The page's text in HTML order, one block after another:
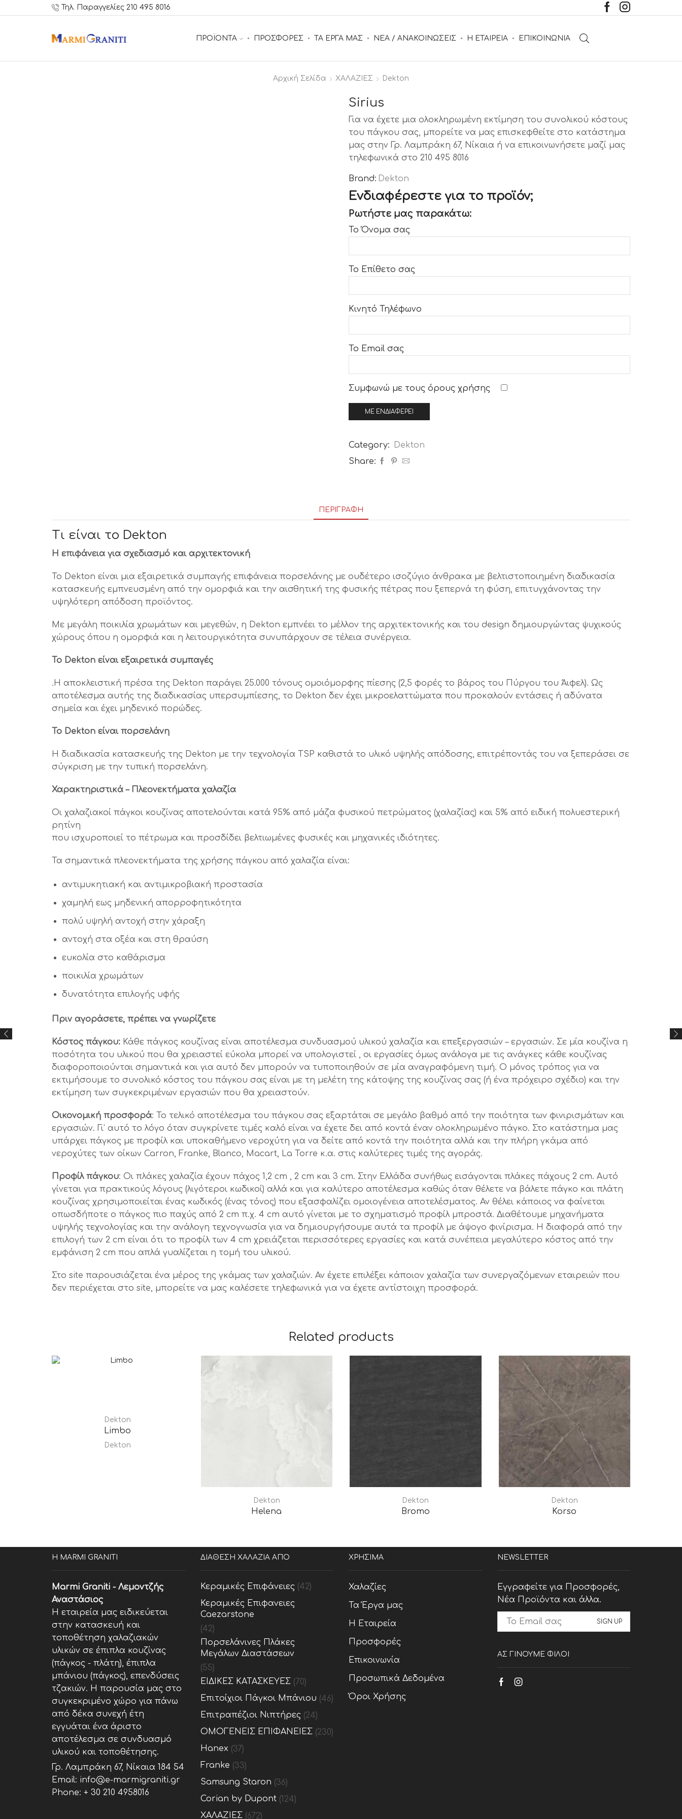
Τηλ. Παραγγελίες 210 495 8016
ΠΡΟΪΟΝΤΑ ΠΡΟΣΦΟΡΕΣ ΤΑ ΕΡΓΑ ΜΑΣ ΝΕΑ / ΑΝΑΚΟΙΝΩΣΕΙΣ Η ΕΤΑΙΡΕΙΑ ΕΠΙΚΟΙΝΩΝΙΑ
Αρχική Σελίδα ΧΑΛΑΖΙΕΣ Dekton
Sirius
Για να έχετε μια ολοκληρωμένη εκτίμηση του συνολικού κόστους
του πάγκου σας, μπορείτε να μας επισκεφθείτε στο κατάστημα
μας στην Γρ. Λαμπράκη 67, Νίκαια ή να επικοινωνήσετε μαζί μας
τηλεφωνικά στο 210 495 8016
Brand: Dekton
Ενδιαφέρεστε για το προϊόν;
Ρωτήστε μας παρακάτω:
Το Όνομα σας
Το Επίθετο σας
Κινητό Τηλέφωνο
Το Email σας
Συμφωνώ με τους όρους χρήσης
Category:
Dekton
Share:
ΠΕΡΙΓΡΑΦΉ
Τι είναι το Dekton
Η επιφάνεια για σχεδιασμό και αρχιτεκτονική
Το Dekton είναι μια εξαιρετικά συμπαγής επιφάνεια πορσελάνης με ουδέτερο ισοζύγιο άνθρακα με βελτιστοποιημένη διαδικασία
κατασκευής εμπνευσμένη από την ομορφιά και την αισθητική της φυσικής πέτρας που ξεπερνά τη φύση, επιτυγχάνοντας την
υψηλότερη απόδοση προϊόντος.
Με μεγάλη ποικιλία χρωμάτων και μεγεθών, η Dekton εμπνέει το μέλλον της αρχιτεκτονικής και του design δημιουργώντας ψυχικούς
χώρους όπου η ομορφιά και η λειτουργικότητα συνυπάρχουν σε τέλεια συνέργεια.
Το Dekton είναι εξαιρετικά συμπαγές
.Η αποκλειστική πρέσα της Dekton παράγει 25.000 τόνους ομοιόμορφης πίεσης (2,5 φορές το βάρος του Πύργου του Άιφελ). Ως
αποτέλεσμα αυτής της διαδικασίας υπερσυμπίεσης, το Dekton δεν έχει μικροελαττώματα που προκαλούν εντάσεις ή αδύνατα
σημεία και έχει μηδενικό πορώδες.
Το Dekton είναι πορσελάνη
Η διαδικασία κατασκευής της Dekton με την τεχνολογία TSP καθιστά το υλικό υψηλής απόδοσης, επιτρέποντάς του να ξεπεράσει σε
σύγκριση με την τυπική πορσελάνη.
Χαρακτηριστικά – Πλεονεκτήματα χαλαζία
Οι χαλαζιακοί πάγκοι κουζίνας αποτελούνται κατά 95% από μάζα φυσικού πετρώματος (χαλαζίας) και 5% από ειδική πολυεστερική
ρητίνη
που ισχυροποιεί το πέτρωμα και προσδίδει βελτιωμένες φυσικές και μηχανικές ιδιότητες.
Τα σημαντικά πλεονεκτήματα της χρήσης πάγκου από χαλαζία είναι:
αντιμυκητιακή και αντιμικροβιακή προστασία
χαμηλή εως μηδενική απορροφητικότητα
πολύ υψηλή αντοχή στην χάραξη
αντοχή στα οξέα και στη θραύση
ευκολία στο καθάρισμα
ποικιλία χρωμάτων
δυνατότητα επιλογής υφής
Πριν αγοράσετε, πρέπει να γνωρίζετε
Κόστος πάγκου: Κάθε πάγκος κουζίνας είναι αποτέλεσμα συνδυασμού υλικού χαλαζία και επεξεργασιών – εργασιών. Σε μία κουζίνα η
ποσότητα του υλικού που θα χρειαστεί εύκολα μπορεί να υπολογιστεί , οι εργασίες όμως ανάλογα με τις ανάγκες κάθε κουζίνας
διαφοροποιούνται σημαντικά και για αυτό δεν μπορούν να τυποποιηθούν σε μία αναγραφόμενη τιμή. Ο μόνος τρόπος για να
εκτιμήσουμε το συνολικό κόστος του πάγκου σας είναι με τη μελέτη της κάτοψης της κουζίνας σας (ή ένα πρόχειρο σχέδιο) και την
εκτίμηση των συγκεκριμένων εργασιών που θα χρειαστούν.
Οικονομική προσφορά: Το τελικό αποτέλεσμα του πάγκου σας εξαρτάται σε μεγάλο βαθμό από την ποιότητα των φινιρισμάτων και
εργασιών. Γι’ αυτό το λόγο όταν συγκρίνετε τιμές καλό είναι να έχετε δει από κοντά έναν ολοκληρωμένο πάγκο. Στο κατάστημα μας
υπάρχει πάγκος με προφίλ και υποκαθήμενο νεροχύτη για να δείτε από κοντά την ποιότητα αλλά και την πλήρη γκάμα από
νεροχύτες των οίκων Carron, Franke, Blanco, Macart, La Torre κ.α. στις καλύτερες τιμές της αγοράς.
Προφίλ πάγκου: Οι πλάκες χαλαζία έχουν πάχος 1,2 cm , 2 cm και 3 cm. Στην Ελλάδα συνήθως εισάγονται πλάκες πάχους 2 cm. Αυτό
γίνεται για πρακτικούς λόγους (λιγότεροι κωδικοί) αλλά και για καλύτερο αποτέλεσμα καθώς όταν θέλετε να βάλετε πάγκο και πλάτη
κουζίνας χρησιμοποιείται ένας κωδικός (ένας τόνος) που εξασφαλίζει ομοιογένεια αποτελέσματος. Αν θέλει κάποιος να φαίνεται
οπωσδήποτε ο πάγκος πιο παχύς από 2 cm π.χ. 4 cm αυτό γίνεται με το σχηματισμό προφίλ μπροστά. Διαθέτουμε μηχανήματα
υψηλής τεχνολογίας και την ανάλογη τεχνογνωσία για να δημιουργήσουμε αυτά τα προφίλ με άψογο φινίρισμα. Η διαφορά από την
επιλογή των 2 cm είναι ότι το προφίλ των 4 cm χρειάζεται περισσότερες εργασίες και κατά συνέπεια μεγαλύτερο κόστος από την
εμφάνιση 2 cm που απλά γυαλίζεται η τομή του υλικού.
Στο site παρουσιάζεται ένα μέρος της γκάμας των χαλαζιών. Αν έχετε επιλέξει κάποιον χαλαζία των συνεργαζόμενων εταιρειών που
δεν περιέχεται στο site, μπορείτε να μας καλέσετε τηλεφωνικά για να έχετε αντίστοιχη προσφορά.
Related products
Dekton
Limbo
Dekton
Dekton
Helena
Dekton
Bromo
Dekton
Korso
Η MARMI GRANITI
Marmi Graniti - Λεμοντζής
Αναστάσιος
Η εταιρεία μας ειδικεύεται
στην κατασκευή και
τοποθέτηση χαλαζιακών
υλικών σε έπιπλα κουζίνας
(πάγκος - πλάτη), έπιπλα
μπάνιου (πάγκος), επενδύσεις
τζακιών. Η παρουσία μας στο
συγκεκριμένο χώρο για πάνω
από δέκα συνεχή έτη
εγγυάται ένα άριστο
αποτέλεσμα σε συνδυασμό
υλικού και τοποθέτησης.
Γρ. Λαμπράκη 67, Νίκαια 184 54
Email: info@e-marmigraniti.gr
Phone: + 30 210 4958016
ΔΙΑΘΕΣΗ ΧΑΛΑΖΙΑ ΑΠΟ
Κεραμικές Επιφάνειες (42)
Κεραμικές Επιφανειες
Caezarstone
(42)
Πορσελάνινες Πλάκες
Μεγάλων Διαστάσεων
(55)
ΕΙΔΙΚΕΣ ΚΑΤΑΣΚΕΥΕΣ (70)
Επιτοίχιοι Πάγκοι Μπάνιου (46)
Επιτραπέζιοι Νιπτήρες (24)
ΟΜΟΓΕΝΕΙΣ ΕΠΙΦΑΝΕΙΕΣ (230)
Hanex (37)
Franke (33)
Samsung Staron (36)
Corian by Dupont (124)
ΧΑΛΑΖΙΕΣ (672)
ΧΡΗΣΙΜΑ
Χαλαζίες
Τα Έργα μας
Η Εταιρεία
Προσφορές
Επικοινωνία
Προσωπικά Δεδομένα
Όροι Χρήσης
NEWSLETTER
Εγγραφείτε για Προσφορές,
Νέα Προϊόντα και άλλα.
ΑΣ ΓΙΝΟΥΜΕ ΦΙΛΟΙ
Facebook
Instagram